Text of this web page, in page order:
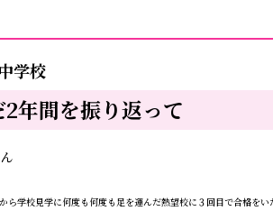
学校
年間を振り返って
学校見学に何度も何度も足を運んだ熱望校に３回目で合格をい